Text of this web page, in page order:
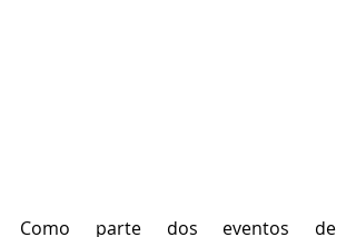
Como parte dos eventos de